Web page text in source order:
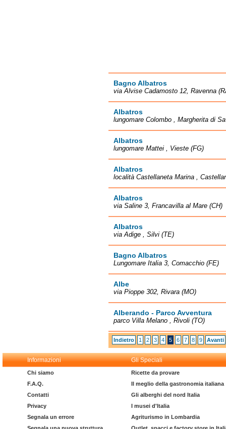
Bagno Albatros
via Alvise Cadamosto 12, Ravenna
Albatros
lungomare Colombo , Margherita di
Albatros
lungomare Mattei , Vieste (FG)
Albatros
località Castellaneta Marina ,
Albatros
via Saline 3, Francavilla al Mare (CH)
Albatros
via Adige , Silvi (TE)
Bagno Albatros
Lungomare Italia 3, Comacchio (FE)
Albe
via Pioppe 302, Rivara (MO)
Alberando - Parco Avventura
parco Villa Melano , Rivoli (TO)
Indietro 1 2 3 4 5 6 7 8 9 Avanti
Informazioni Gli Speciali
Chi siamo
F.A.Q.
Contatti
Privacy
Segnala un errore
Ricette da provare
Il meglio della gastronomia italiana
Gli alberghi del nord Italia
I musei d'Italia
Agriturismo in Lombardia